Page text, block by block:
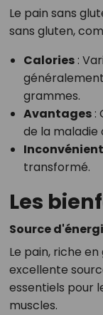
Le pain sans
sans gluten,
Calories:
grammes.
Avantages:
de la maladie
transformé.
Les
Source
Le pain, riche
excellente
essentiels pour
muscles.